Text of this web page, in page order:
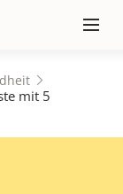
≡
mit 5